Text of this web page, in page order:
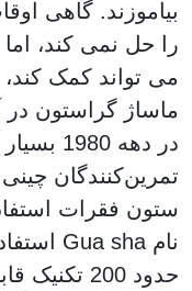
بیاموزند. گاهی
را حل نمی کند،
می تواند کمک
ماساژ گراستون در
در دهه 1980 بسیار محبوب شد.
تمرین‌کنندگان
ستون فقرات
نام Gua sha استفاده می شود.
حدود 200